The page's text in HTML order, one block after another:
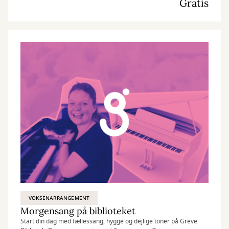
Gratis
VOKSENARRANGEMENT
Morgensang på biblioteket
Start din dag med fællessang, hygge og dejlige toner på Greve